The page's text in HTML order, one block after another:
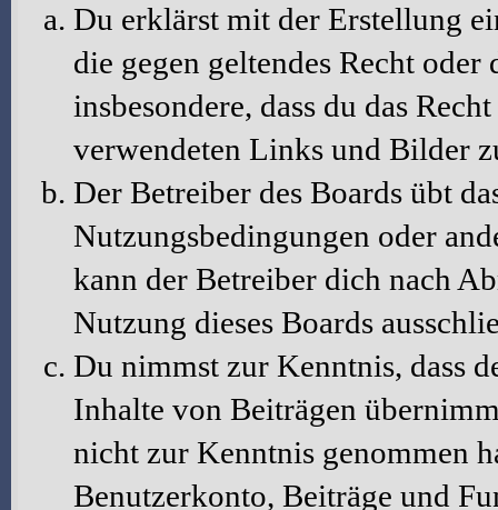
Du erklärst mit der Erstellung
die gegen geltendes Recht
insbesondere, dass du das
verwendeten Links und Bilder
Der Betreiber des Boards übt
Nutzungsbedingungen oder
kann der Betreiber dich nach
Nutzung dieses Boards
Du nimmst zur Kenntnis, dass
Inhalte von Beiträgen
nicht zur Kenntnis genommen
Benutzerkonto, Beiträge und